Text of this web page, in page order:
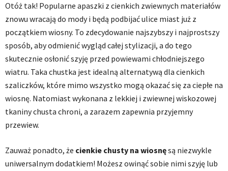
Otóż tak! Popularne apaszki z cienkich zwiewnych materiałów
znowu wracają do mody i będą podbijać ulice miast już z
początkiem wiosny. To zdecydowanie najszybszy i najprostszy
sposób, aby odmienić wygląd całej stylizacji, a do tego
skutecznie osłonić szyję przed powiewami chłodniejszego
wiatru. Taka chustka jest idealną alternatywą dla cienkich
szaliczków, które mimo wszystko mogą okazać się za ciepłe na
wiosnę. Natomiast wykonana z lekkiej i zwiewnej wiskozowej
tkaniny chusta chroni, a zarazem zapewnia przyjemny
przewiew.
Zauważ ponadto, że cienkie chusty na wiosnęsą niezwykle
uniwersalnym dodatkiem! Możesz owinąć sobie nimi szyję lub